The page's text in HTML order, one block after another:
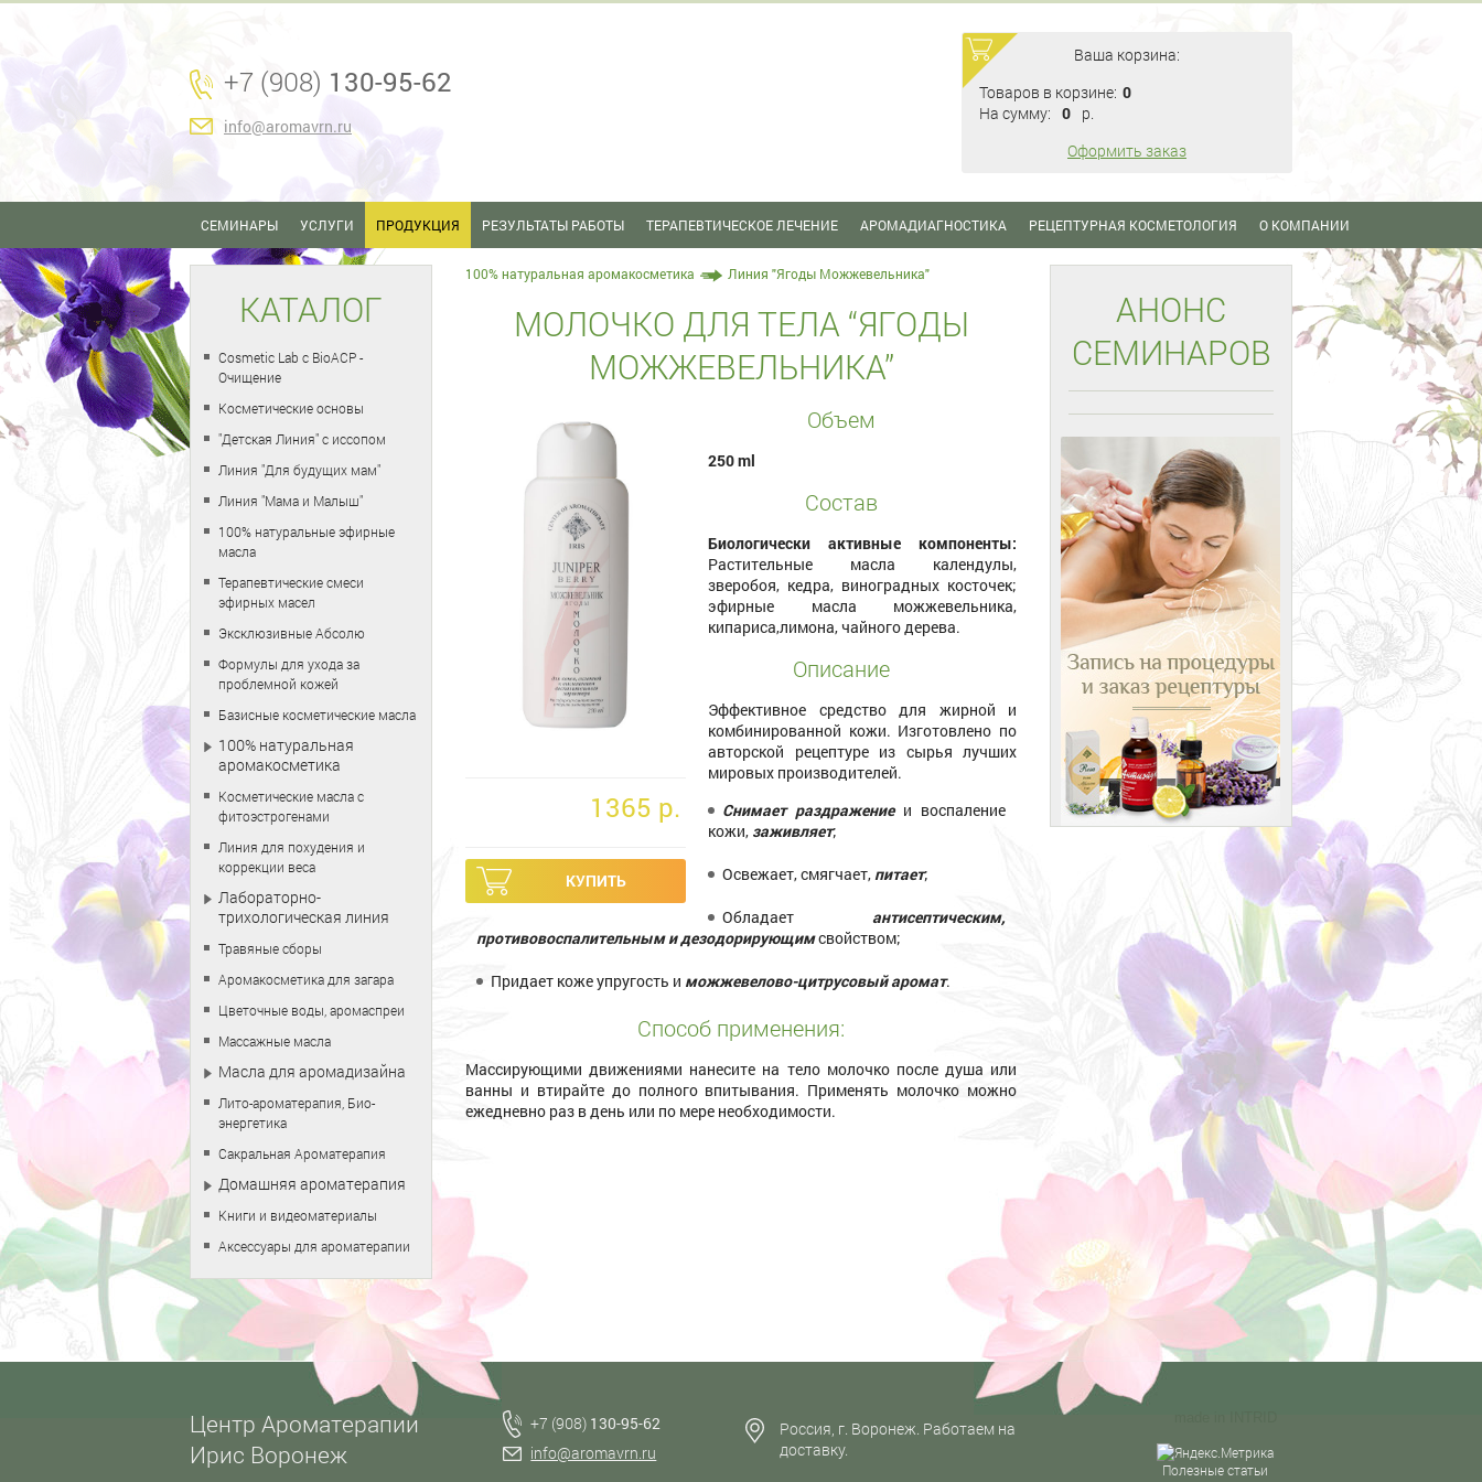
+7 (908) 130-95-62
info@aromavrn.ru
Ваша корзина:
Товаров в корзине: 0
На сумму: 0 p.
Оформить заказ
СЕМИНАРЫ УСЛУГИ ПРОДУКЦИЯ РЕЗУЛЬТАТЫ РАБОТЫ ТЕРАПЕВТИЧЕСКОЕ ЛЕЧЕНИЕ АРОМАДИАГНОСТИКА РЕЦЕПТУРНАЯ КОСМЕТОЛОГИЯ О КОМПАНИИ
100% натуральная аромакосметика Линия "Ягоды Можжевельника"
МОЛОЧКО ДЛЯ ТЕЛА “ЯГОДЫ
МОЖЖЕВЕЛЬНИКА”
1365 p.
Объем
250 ml
Состав
Биологически активные компоненты:
Растительные масла календулы,
зверобоя, кедра, виноградных косточек;
эфирные масла можжевельника,
кипариса,лимона, чайного дерева.
Описание
Эффективное средство для жирной и
комбинированной кожи. Изготовлено по
авторской рецептуре из сырья лучших
мировых производителей.
Снимает раздражениеи воспаление
кожи, заживляет;
Освежает, смягчает,питает;
Обладает антисептическим,
противовоспалительным и дезодорирующимсвойством;
Придает коже упругость и можжевелово-цитрусовый аромат.
Способ применения:
Массирующими движениями нанесите на тело молочко после душа или
ванны и втирайте до полного впитывания. Применять молочко можно
ежедневно раз в день или по мере необходимости.
КАТАЛОГ
Cosmetic Lab с BioACP -
Очищение
Косметические основы
"Детская Линия" с иссопом
Линия "Для будущих мам"
Линия "Мама и Малыш"
100% натуральные эфирные
масла
Терапевтические смеси
эфирных масел
Эксклюзивные Абсолю
Формулы для ухода за
проблемной кожей
Базисные косметические масла
100% натуральная
аромакосметика
Косметические масла с
фитоэстрогенами
Линия для похудения и
коррекции веса
Лабораторно-
трихологическая линия
Травяные сборы
Аромакосметика для загара
Цветочные воды, аромаспреи
Массажные масла
Масла для аромадизайна
Лито-ароматерапия, Био-
энергетика
Сакральная Ароматерапия
Домашняя ароматерапия
Книги и видеоматериалы
Аксессуары для ароматерапии
АНОНС
СЕМИНАРОВ
Центр Ароматерапии
Ирис Воронеж
+7 (908) 130-95-62
info@aromavrn.ru
Россия, г. Воронеж. Работаем на
доставку.
Полезные статьи